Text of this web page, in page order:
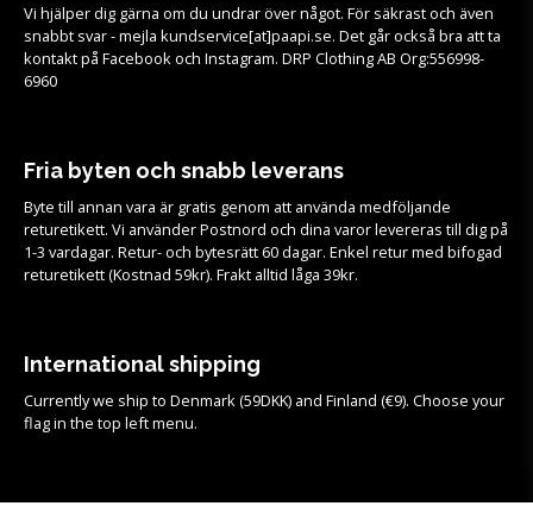
Vi hjälper dig gärna om du undrar över något. För säkrast och även
snabbt svar - mejla kundservice[at]paapi.se. Det går också bra att ta
kontakt på Facebook och Instagram. DRP Clothing AB Org:556998-
6960
Fria byten och snabb leverans
Byte till annan vara är gratis genom att använda medföljande
returetikett. Vi använder Postnord och dina varor levereras till dig på
1-3 vardagar. Retur- och bytesrätt 60 dagar. Enkel retur med bifogad
returetikett (Kostnad 59kr). Frakt alltid låga 39kr.
International shipping
Currently we ship to Denmark (59DKK) and Finland (€9). Choose your
flag in the top left menu.